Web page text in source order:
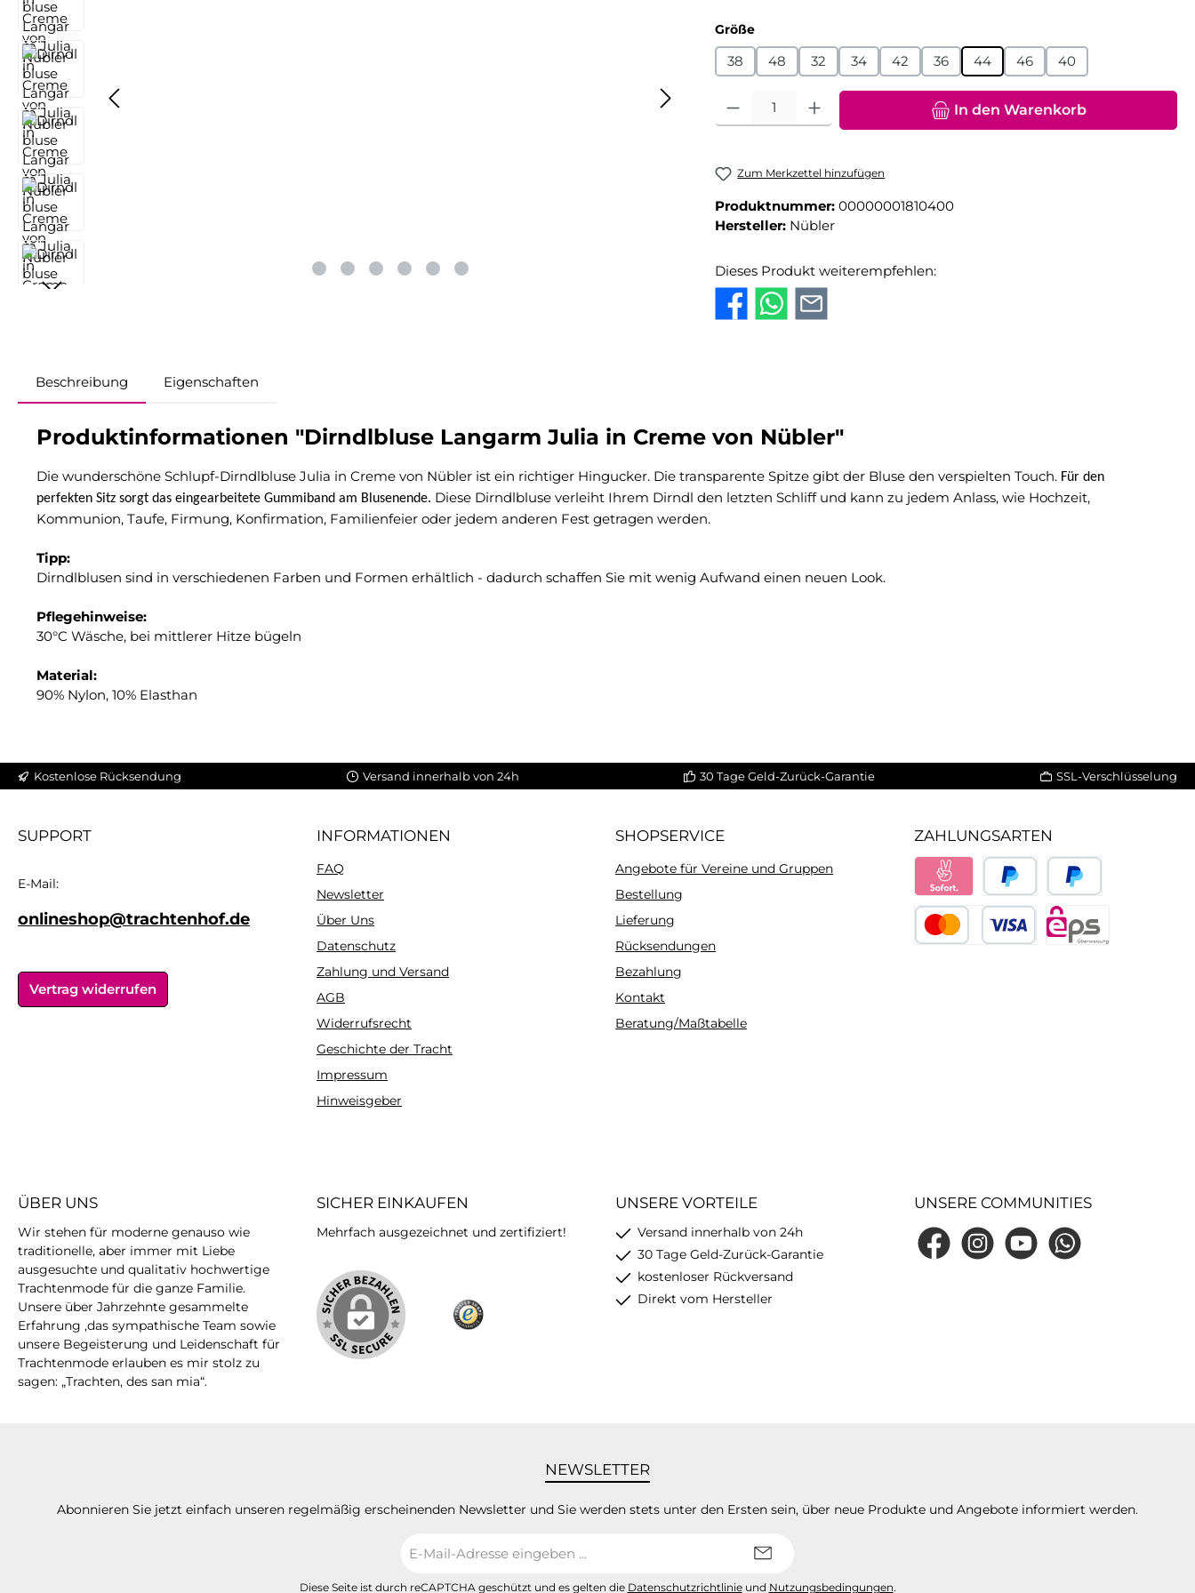
Größeauswählen
38 48 32 34 42 36 44 46 40
Produkt Anzahl: Gib den gewünschten Wert ein oder benutze die
In den Warenkorb
Zum Merkzettel hinzufügen
Produktnummer: 00000001810400
Hersteller: Nübler
Dieses Produkt weiterempfehlen:
Beschreibung Eigenschaften
Produktinformationen "Dirndlbluse Langarm Julia in Creme von Nübler"
Die wunderschöne Schlupf-Dirndlbluse Julia in Creme von Nübler ist ein richtiger Hingucker. Die transparente Spitze gibt der Bluse den verspielten Touch. Für den
perfekten Sitz sorgt das eingearbeitete Gummiband am Blusenende. Diese Dirndlbluse verleiht Ihrem Dirndl den letzten Schliff und kann zu jedem Anlass, wie Hochzeit,
Kommunion, Taufe, Firmung, Konfirmation, Familienfeier oder jedem anderen Fest getragen werden.
Tipp:
Dirndlblusen sind in verschiedenen Farben und Formen erhältlich - dadurch schaffen Sie mit wenig Aufwand einen neuen Look.
Pflegehinweise:
30°C Wäsche, bei mittlerer Hitze bügeln
Material:
90% Nylon, 10% Elasthan
Kostenlose Rücksendung Versand innerhalb von 24h 30 Tage Geld-Zurück-Garantie SSL-Verschlüsselung
SUPPORT
E-Mail:
onlineshop@trachtenhof.de
Vertrag widerrufen
INFORMATIONEN
FAQ
Newsletter
Über Uns
Datenschutz
Zahlung und Versand
AGB
Widerrufsrecht
Geschichte der Tracht
Impressum
Hinweisgeber
SHOPSERVICE
Angebote für Vereine und Gruppen
Bestellung
Lieferung
Rücksendungen
Bezahlung
Kontakt
Beratung/Maßtabelle
ZAHLUNGSARTEN
PayPal Später bezahlen
Sofort
ÜBER UNS
Wir stehen für moderne genauso wie
traditionelle, aber immer mit Liebe
ausgesuchte und qualitativ hochwertige
Trachtenmode für die ganze Familie.
Unsere über Jahrzehnte gesammelte
Erfahrung ,das sympathische Team sowie
unsere Begeisterung und Leidenschaft für
Trachtenmode erlauben es mir stolz zu
sagen: „Trachten, des san mia“.
SICHER EINKAUFEN
Mehrfach ausgezeichnet und zertifiziert!
UNSERE VORTEILE
Versand innerhalb von 24h
30 Tage Geld-Zurück-Garantie
kostenloser Rückversand
Direkt vom Hersteller
UNSERE COMMUNITIES
FacebookInstagramYouTubeWhatsApp
NEWSLETTER
Abonnieren Sie jetzt einfach unseren regelmäßig erscheinenden Newsletter und Sie werden stets unter den Ersten sein, über neue Produkte und Angebote informiert werden.
Mail-
Adresse
Diese Seite ist durch reCAPTCHA geschützt und es gelten die Datenschutzrichtlinieund Nutzungsbedingungen.